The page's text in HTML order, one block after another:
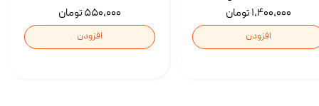
۵۵۰,۰۰۰ تومان
افزودن
۱,۴۰۰,۰۰۰ تومان
افزودن